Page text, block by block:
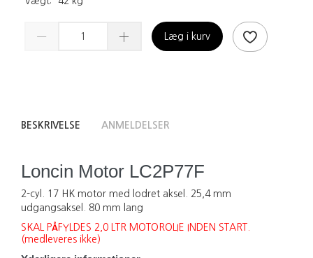
Læg i kurv
BESKRIVELSE ANMELDELSER
Loncin Motor LC2P77F
2-cyl. 17 HK motor med lodret aksel. 25,4 mm
udgangsaksel. 80 mm lang
SKAL PÅFYLDES 2,0 LTR MOTOROLIE INDEN START.
(medleveres ikke)